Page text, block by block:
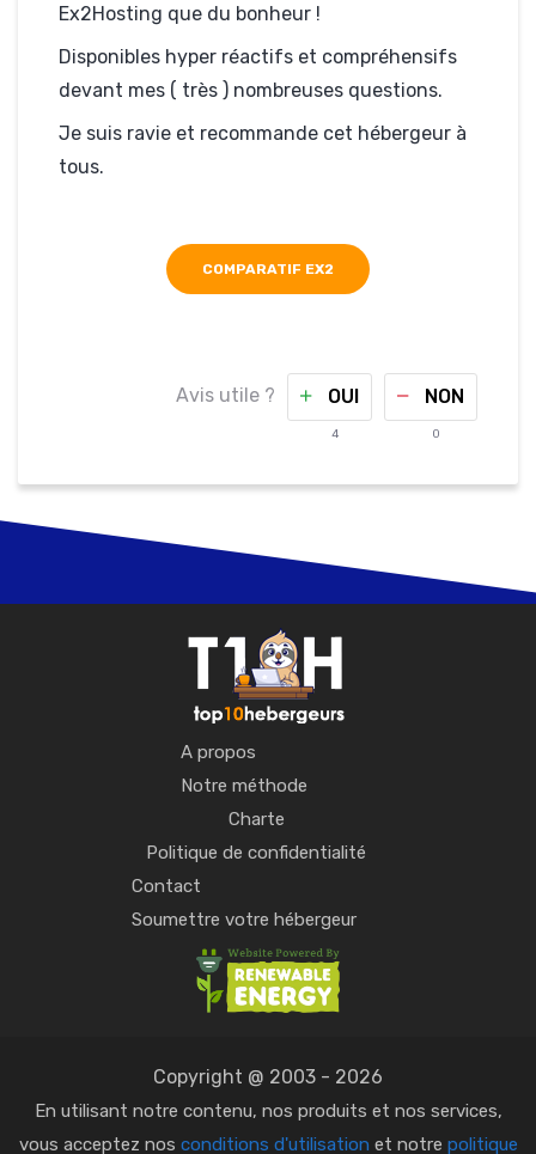
Ex2Hosting que du bonheur !
Disponibles hyper réactifs et compréhensifs
devant mes ( très ) nombreuses questions.
Je suis ravie et recommande cet hébergeur à
tous.
COMPARATIF EX2
Avis utile ? OUI
4
NON
0
A propos
Notre méthode
Charte
Politique de confidentialité
Contact
Soumettre votre hébergeur
Copyright @ 2003 - 2026
En utilisant notre contenu, nos produits et nos services,
vous acceptez nos conditions d'utilisation et notre politique